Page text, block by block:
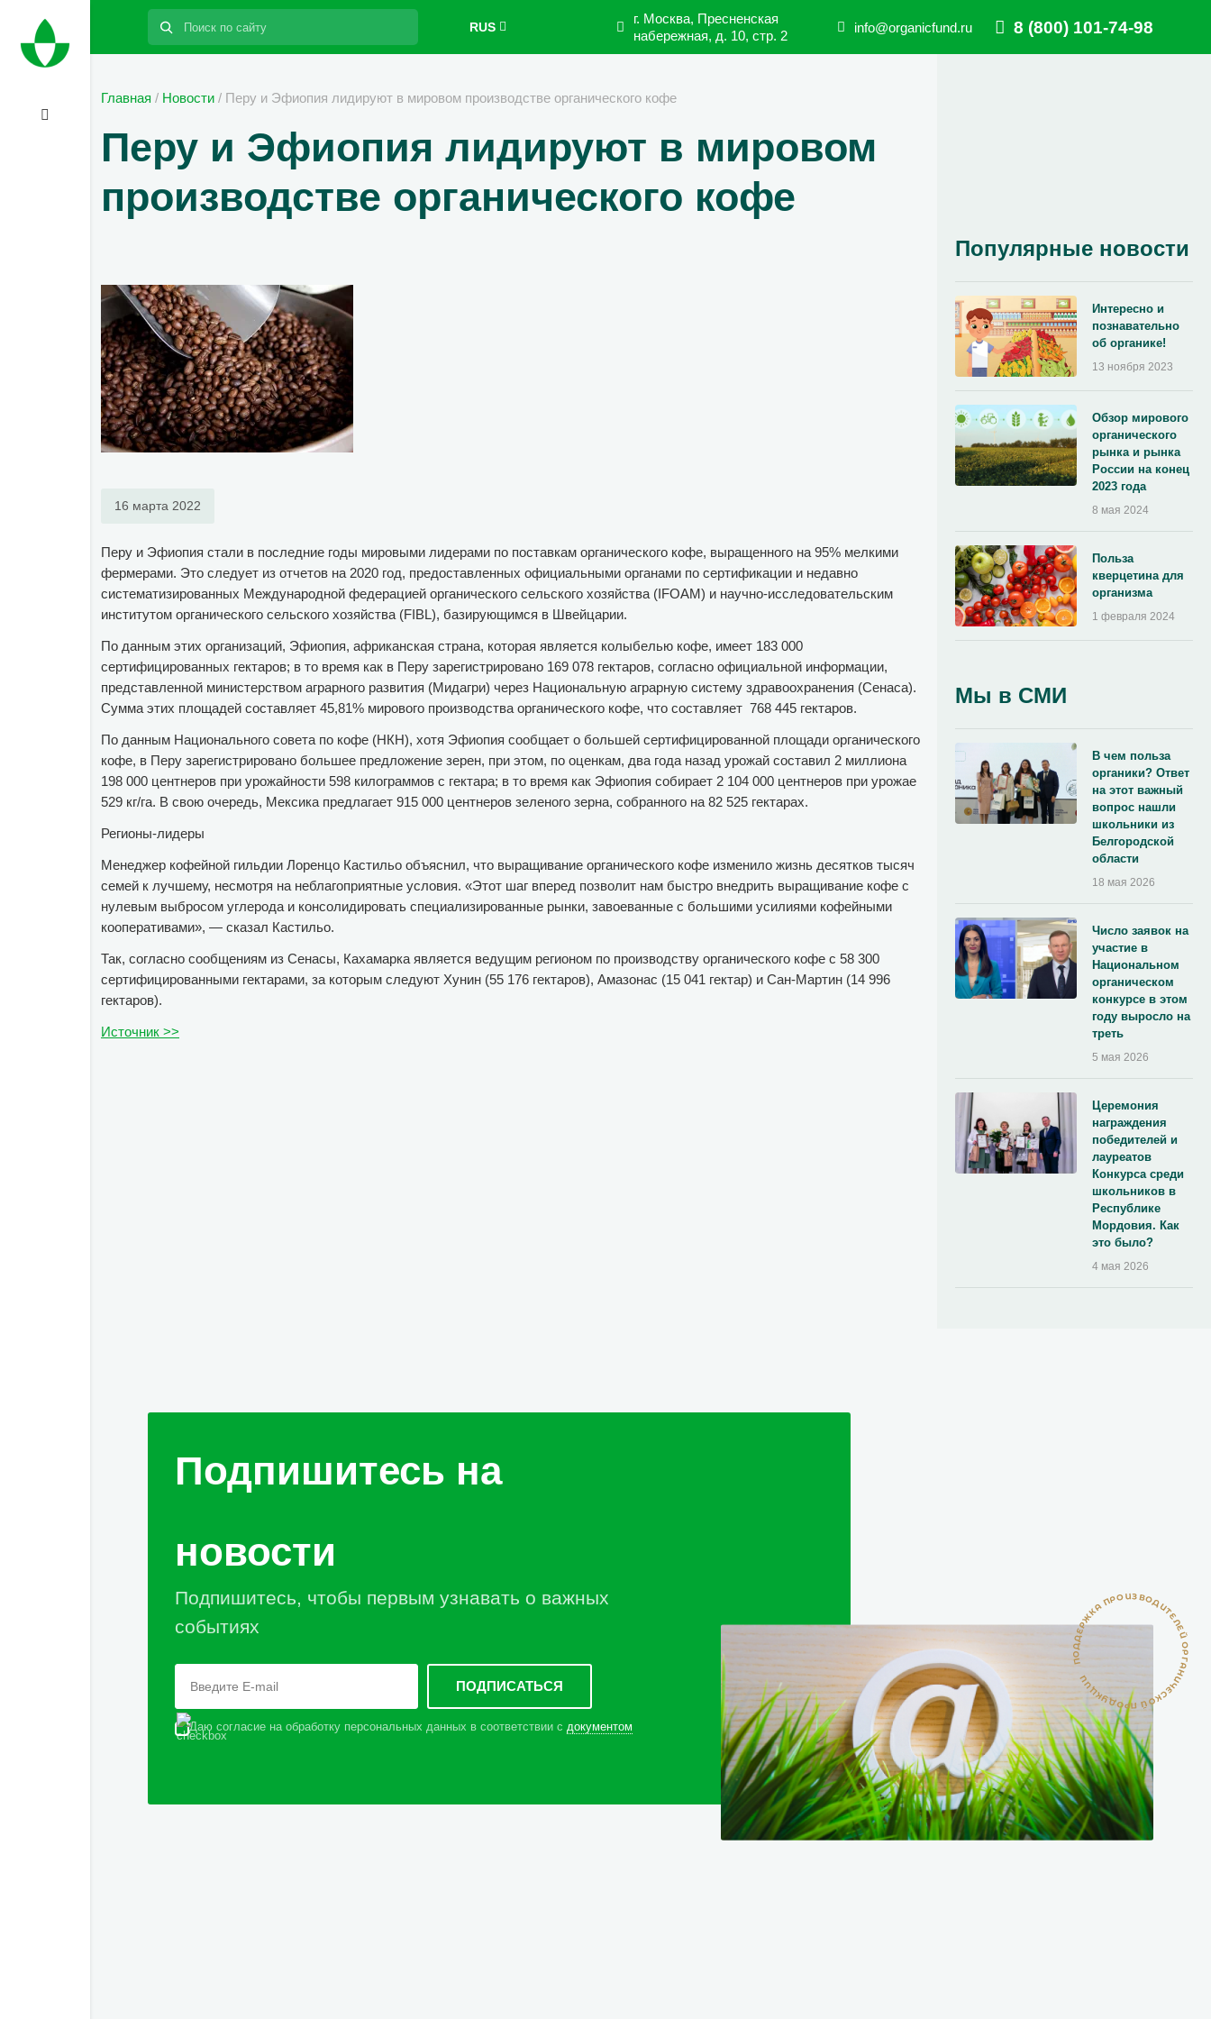
Поиск:
RUS
г. Москва, Пресненская
набережная, д. 10, стр. 2
info@organicfund.ru 8 (800) 101-74-98
Главная / Новости / Перу и Эфиопия лидируют в мировом производстве органического кофе
Перу и Эфиопия лидируют в мировом
производстве органического кофе
16 марта 2022
Перу и Эфиопия стали в последние годы мировыми лидерами по поставкам органического кофе, выращенного на 95% мелкими
фермерами. Это следует из отчетов на 2020 год, предоставленных официальными органами по сертификации и недавно
систематизированных Международной федерацией органического сельского хозяйства (IFOAM) и научно-исследовательским
институтом органического сельского хозяйства (FIBL), базирующимся в Швейцарии.
По данным этих организаций, Эфиопия, африканская страна, которая является колыбелью кофе, имеет 183 000
сертифицированных гектаров; в то время как в Перу зарегистрировано 169 078 гектаров, согласно официальной информации,
представленной министерством аграрного развития (Мидагри) через Национальную аграрную систему здравоохранения (Сенаса).
Сумма этих площадей составляет 45,81% мирового производства органического кофе, что составляет 768 445 гектаров.
По данным Национального совета по кофе (НКН), хотя Эфиопия сообщает о большей сертифицированной площади органического
кофе, в Перу зарегистрировано большее предложение зерен, при этом, по оценкам, два года назад урожай составил 2 миллиона
198 000 центнеров при урожайности 598 килограммов с гектара; в то время как Эфиопия собирает 2 104 000 центнеров при урожае
529 кг/га. В свою очередь, Мексика предлагает 915 000 центнеров зеленого зерна, собранного на 82 525 гектарах.
Регионы-лидеры
Менеджер кофейной гильдии Лоренцо Кастильо объяснил, что выращивание органического кофе изменило жизнь десятков тысяч
семей к лучшему, несмотря на неблагоприятные условия. «Этот шаг вперед позволит нам быстро внедрить выращивание кофе с
нулевым выбросом углерода и консолидировать специализированные рынки, завоеванные с большими усилиями кофейными
кооперативами», — сказал Кастильо.
Так, согласно сообщениям из Сенасы, Кахамарка является ведущим регионом по производству органического кофе с 58 300
сертифицированными гектарами, за которым следуют Хунин (55 176 гектаров), Амазонас (15 041 гектар) и Сан-Мартин (14 996
гектаров).
Источник >>
Популярные новости
Интересно и
познавательно
об органике!
13 ноября 2023
Обзор мирового
органического
рынка и рынка
России на конец
2023 года
8 мая 2024
Польза
кверцетина для
организма
1 февраля 2024
Мы в СМИ
В чем польза
органики? Ответ
на этот важный
вопрос нашли
школьники из
Белгородской
области
18 мая 2026
Число заявок на
участие в
Национальном
органическом
конкурсе в этом
году выросло на
треть
5 мая 2026
Церемония
награждения
победителей и
лауреатов
Конкурса среди
школьников в
Республике
Мордовия. Как
это было?
4 мая 2026
Подпишитесь на
новости
Подпишитесь, чтобы первым узнавать о важных
событиях
Даю согласие на обработку персональных данных в соответствии с документом